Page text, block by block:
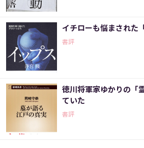
イチローも悩まされた
書評
徳川将軍家ゆかりの「
ていた
書評